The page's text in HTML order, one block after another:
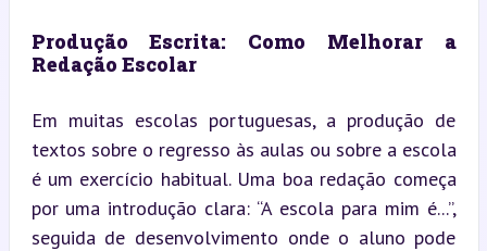
Produção Escrita: Como Melhorar a
Redação Escolar
Em muitas escolas portuguesas, a produção de
textos sobre o regresso às aulas ou sobre a escola
é um exercício habitual. Uma boa redação começa
por uma introdução clara: “A escola para mim é...”,
seguida de desenvolvimento onde o aluno pode